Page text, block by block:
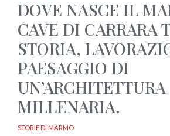
DOVE NASCE IL
CAVE DI CARRARA
STORIA,
PAESAGGIO DI
UN’ARCHITETTURA
MILLENARIA.
STORIE DI MARMO